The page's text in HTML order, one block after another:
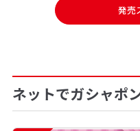
発売
ネットでガシャポ